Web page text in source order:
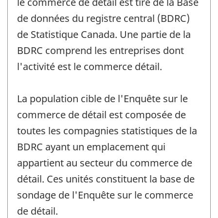
de données du registre central (BDRC)
de Statistique Canada. Une partie de la
BDRC comprend les entreprises dont
l'activité est le commerce détail.
La population cible de l'Enquête sur le
commerce de détail est composée de
toutes les compagnies statistiques de la
BDRC ayant un emplacement qui
appartient au secteur du commerce de
détail. Ces unités constituent la base de
sondage de l'Enquête sur le commerce
de détail.